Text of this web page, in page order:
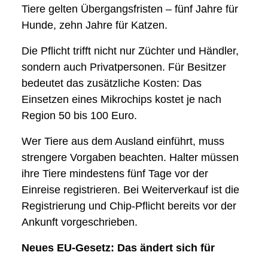
Tiere gelten Übergangsfristen – fünf Jahre für
Hunde, zehn Jahre für Katzen.
Die Pflicht trifft nicht nur Züchter und Händler,
sondern auch Privatpersonen. Für Besitzer
bedeutet das zusätzliche Kosten: Das
Einsetzen eines Mikrochips kostet je nach
Region 50 bis 100 Euro.
Wer Tiere aus dem Ausland einführt, muss
strengere Vorgaben beachten. Halter müssen
ihre Tiere mindestens fünf Tage vor der
Einreise registrieren. Bei Weiterverkauf ist die
Registrierung und Chip-Pflicht bereits vor der
Ankunft vorgeschrieben.
Neues EU-Gesetz: Das ändert sich für